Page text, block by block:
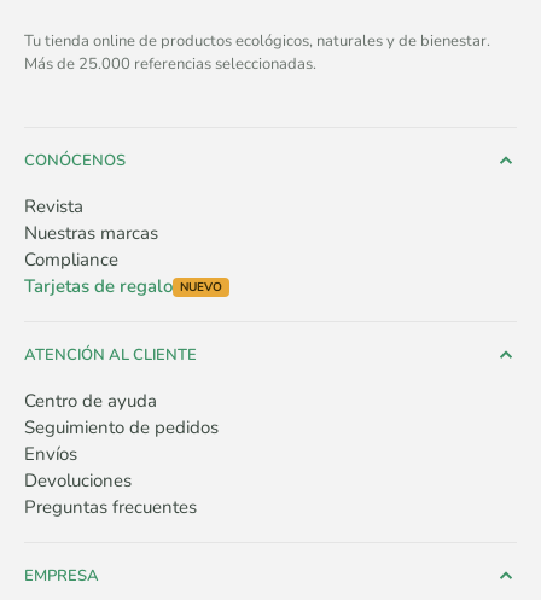
Tu tienda online de productos ecológicos, naturales y de bienestar.
Más de 25.000 referencias seleccionadas.
CONÓCENOS
Revista
Nuestras marcas
Compliance
Tarjetas de regalo NUEVO
ATENCIÓN AL CLIENTE
Centro de ayuda
Seguimiento de pedidos
Envíos
Devoluciones
Preguntas frecuentes
EMPRESA